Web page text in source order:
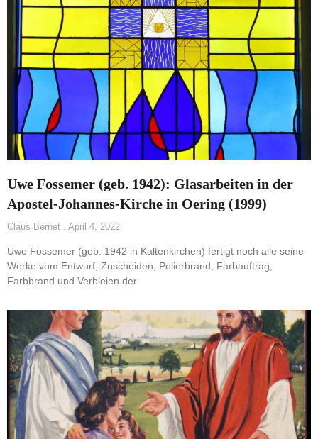
Uwe Fossemer (geb. 1942): Glasarbeiten in der
Apostel-Johannes-Kirche in Oering (1999)
Claus Bernet April 4, 2022
Uwe Fossemer (geb. 1942 in Kaltenkirchen) fertigt noch alle seine
Werke vom Entwurf, Zuscheiden, Polierbrand, Farbauftrag,
Farbbrand und Verbleien der